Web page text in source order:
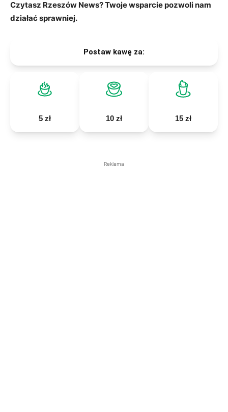
Czytasz Rzeszów News? Twoje wsparcie pozwoli nam
działać sprawniej.
Postaw kawę za:
5 zł 10 zł 15 zł
Reklama